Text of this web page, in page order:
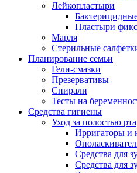
Лейкопластыри
Пластыри
Марля
Стерильные
Планирование семьи
Гели-смазки
Презервативы
Спирали
Тесты на
Средства гигиены
Уход за полостью рта
Ирригаторы и
Средства для
Средства для